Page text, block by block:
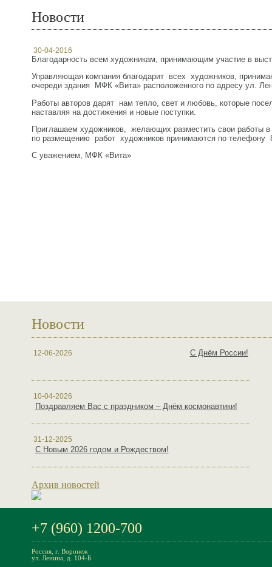
Новости
30-04-2016
Благодарность всем художникам, принимающим участие в
Управляющая компания благодарит всех художников,
очереди здания МФК «Вита» расположенного по адресу ул.
Работы авторов дарят нам тепло, свет и любовь, которые
наставляя на достижения и новые поступки.
Приглашаем художников, желающих разместить свои работы
по размещению работ художников принимаются по телефону
С уважением, МФК «Вита»
Новости
12-06-2026 С Днём России!
10-04-2026
Поздравляем Вас с праздником – Днём космонавтики!
31-12-2025
С Новым 2026 годом и Рождеством!
Архив новостей
+7 (960) 1200-700
Россия, г. Воронеж
ул. Ленина, д. 104-Б